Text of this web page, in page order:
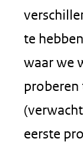
te
waar we
proberen
eerste